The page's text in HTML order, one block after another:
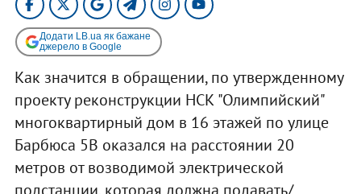
Додати LB.ua як бажане
джерело в Google
Как значится в обращении, по утвержденному
проекту реконструкции НСК "Олимпийский"
многоквартирный дом в 16 этажей по улице
Барбюса 5В оказался на расстоянии 20
метров от возводимой электрической
подстанции, которая должна подавать/